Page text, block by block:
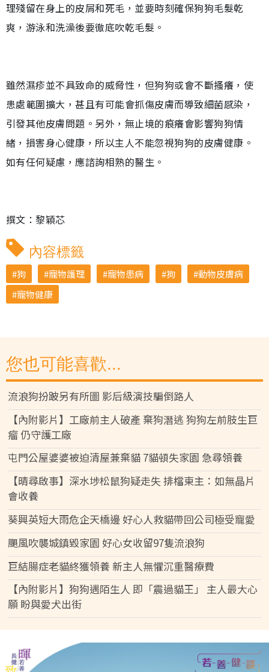
理殘留在身上的皮屑和死毛，並要時刻確保狗狗毛髮乾
爽，游泳和洗澡後要徹底吹乾毛髮。
雖然濕疹並不具致命的威脅性，但狗狗或會不斷搔癢，使
患處範圍擴大，甚且有可能會抓傷皮膚而導致細菌感染，
引發其他皮膚問題。另外，無止境的痕癢會影響狗狗情
緒，損害身心健康，所以主人不能忽視狗狗的皮膚健康。
如有任何疑慮，應諮詢相熟的醫生。
撰文：黎穎芯
內容標籤
狗 寵物護理 寵物患病 狗
動物皮膚病
寵物健康
您也可能喜歡...
流浪狗扮跛另有所圖 影后級演技騙倒路人
【內附影片】工廠前主人破產 棄狗潛逃 狗狗左前肢生巨
瘤 仍守護工廠
屯門公屋婆婆被迫清屋兼棄貓 7貓頓失家園 急尋領養
【晴尋啟事】深水埗松鼠狗疑走失 排檔東主：如無晶片
會收養
葵興英短大雨危企天橋邊 好心人救貓帶回公司極受寵愛
颶風吹襲城鎮毀家園 好心女收留97隻流浪狗
巨結腸症老貓終獲領養 新主人無懼沉重醫療費
【內附影片】狗狗遇陌生人 即「震過貓王」 主人最大心
願 盼與愛犬出街